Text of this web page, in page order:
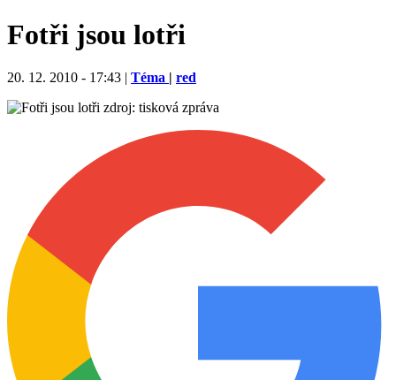
Fotři jsou lotři
20. 12. 2010 - 17:43 | Téma | red
zdroj: tisková zpráva